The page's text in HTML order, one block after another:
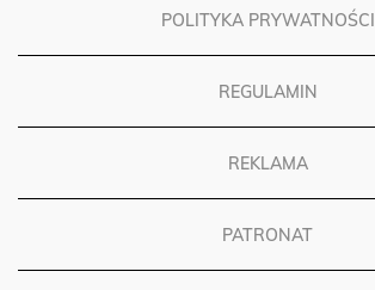
POLITYKA PRYWATNOŚCI
REGULAMIN
REKLAMA
PATRONAT